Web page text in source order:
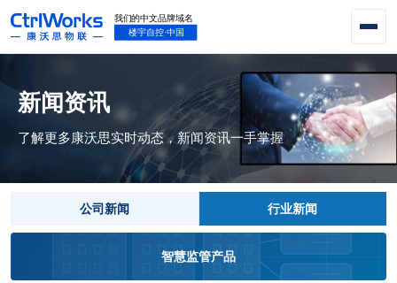
新闻资讯
了解更多康沃思实时动态，新闻资讯一手掌握
公司新闻 行业新闻
智慧监管产品